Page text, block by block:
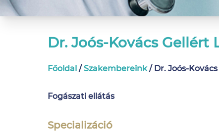
Dr. Joós-Kovács Gellért
Főoldal / Szakembereink /Dr. Joós-
Fogászati ellátás
Specializáció